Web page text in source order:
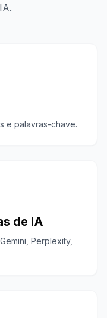
e palavras-chave.
de IA
Perplexity,